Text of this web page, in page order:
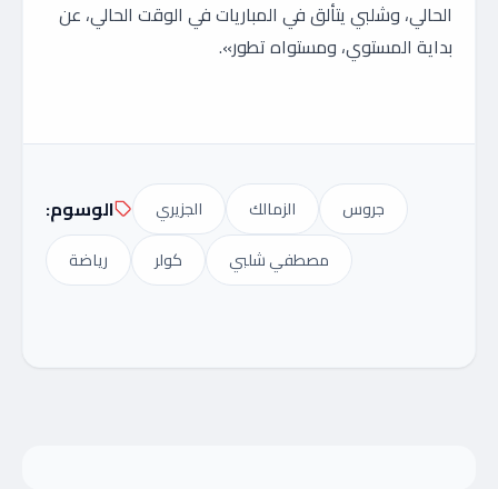
الحالي، وشلبي يتألق في المباريات في الوقت الحالي، عن
بداية المستوي، ومستواه تطور».
الوسوم: الجزيري الزمالك
جروس
رياضة
كولر مصطفي شلبي